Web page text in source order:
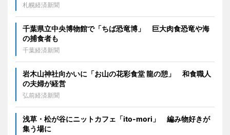
札幌経済新聞
千葉県立中央博物館で「ちば恐竜博」 巨大肉食恐竜や海
の捕食者も
千葉経済新聞
岩木山神社向かいに「お山の花彩食堂 龍の憩」 和食職人
の夫婦が経営
弘前経済新聞
浅草・松が谷にニットカフェ「ito-mori」 編み物好きが
集う場に